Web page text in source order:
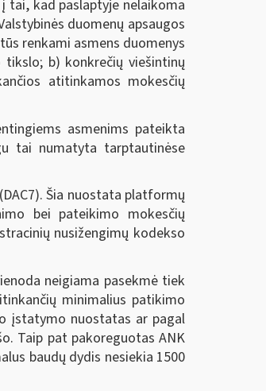
kad paslaptyje nelaikoma
duomenų apsaugos
renkami asmens duomenys
b) konkrečių viešintinų
atitinkamos mokesčių
asmenims pateikta
tai numatyta tarptautinėse
Šia nuostata platformų
bei pateikimo mokesčių
nusižengimų kodekso
neigiama pasekmė tiek
minimalius patikimo
įstatymo nuostatas ar pagal
Taip pat pakoreguotas ANK
baudų dydis nesiekia 1500